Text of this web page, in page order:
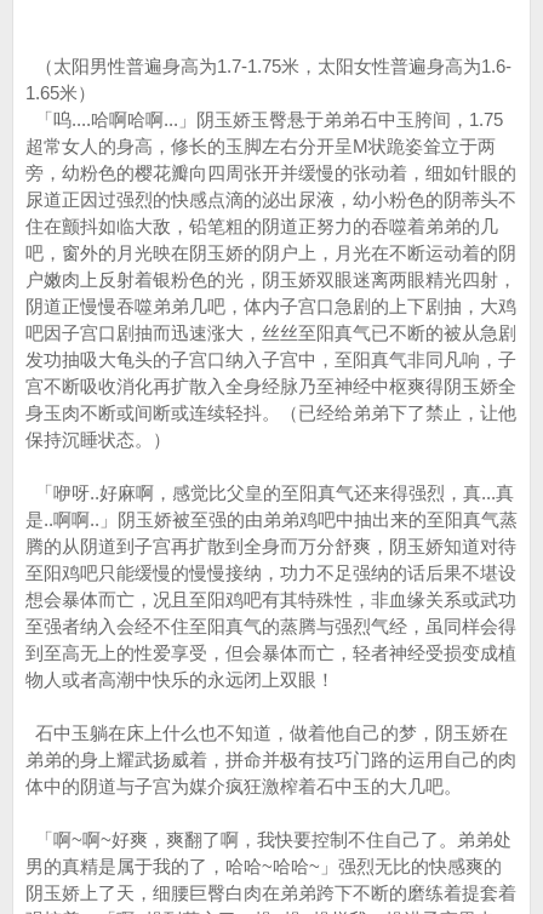
（太阳男性普遍身高为1.7-1.75米，太阳女性普遍身高为1.6-
1.65米）
「呜....哈啊哈啊...」阴玉娇玉臀悬于弟弟石中玉胯间，1.75
超常女人的身高，修长的玉脚左右分开呈M状跪姿耸立于两
旁，幼粉色的樱花瓣向四周张开并缓慢的张动着，细如针眼的
尿道正因过强烈的快感点滴的泌出尿液，幼小粉色的阴蒂头不
住在颤抖如临大敌，铅笔粗的阴道正努力的吞噬着弟弟的几
吧，窗外的月光映在阴玉娇的阴户上，月光在不断运动着的阴
户嫩肉上反射着银粉色的光，阴玉娇双眼迷离两眼精光四射，
阴道正慢慢吞噬弟弟几吧，体内子宫口急剧的上下剧抽，大鸡
吧因子宫口剧抽而迅速涨大，丝丝至阳真气已不断的被从急剧
发功抽吸大龟头的子宫口纳入子宫中，至阳真气非同凡响，子
宫不断吸收消化再扩散入全身经脉乃至神经中枢爽得阴玉娇全
身玉肉不断或间断或连续轻抖。（已经给弟弟下了禁止，让他
保持沉睡状态。）
「咿呀..好麻啊，感觉比父皇的至阳真气还来得强烈，真...真
是..啊啊..」阴玉娇被至强的由弟弟鸡吧中抽出来的至阳真气蒸
腾的从阴道到子宫再扩散到全身而万分舒爽，阴玉娇知道对待
至阳鸡吧只能缓慢的慢慢接纳，功力不足强纳的话后果不堪设
想会暴体而亡，况且至阳鸡吧有其特殊性，非血缘关系或武功
至强者纳入会经不住至阳真气的蒸腾与强烈气经，虽同样会得
到至高无上的性爱享受，但会暴体而亡，轻者神经受损变成植
物人或者高潮中快乐的永远闭上双眼！
石中玉躺在床上什么也不知道，做着他自己的梦，阴玉娇在
弟弟的身上耀武扬威着，拼命并极有技巧门路的运用自己的肉
体中的阴道与子宫为媒介疯狂激榨着石中玉的大几吧。
「啊~啊~好爽，爽翻了啊，我快要控制不住自己了。弟弟处
男的真精是属于我的了，哈哈~哈哈~」强烈无比的快感爽的
阴玉娇上了天，细腰巨臀白肉在弟弟跨下不断的磨练着提套着